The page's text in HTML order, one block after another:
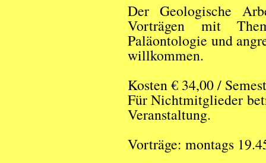
Der Geologische
Vorträgen mit
Paläontologie und
willkommen.
Kosten € 34,00 /
Für Nichtmitglieder
Veranstaltung.
Vorträge: montags